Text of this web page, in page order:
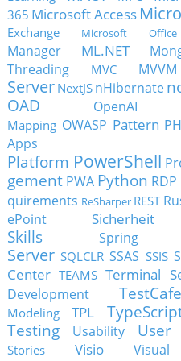
365 Microsoft Access
Exchange
Microsoft Office
Manager
ML.NET
Threading
MVC MVVM
Server NextJS nHibernate
OAD
OpenAI
Mapping OWASP Pattern
Apps
Platform PowerShell
gement PWA Python RDP
quirements ReSharper REST
ePoint
Sicherheit
Skills
Spring
Server SQLCLR SSAS SSIS
Center TEAMS Terminal
Development
TestCafe
Modeling
TPL
Testing
Usability User
Stories
Visio